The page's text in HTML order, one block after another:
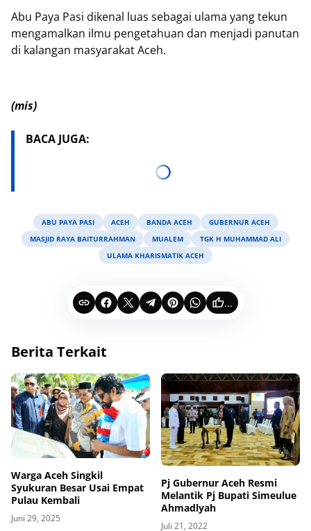
Abu Paya Pasi dikenal luas sebagai ulama yang tekun
mengamalkan ilmu pengetahuan dan menjadi panutan
di kalangan masyarakat Aceh.
(mis)
BACA JUGA:
ABU PAYA PASI ACEH BANDA ACEH
GUBERNUR ACEH
MASJID RAYA BAITURRAHMAN
MUALEM
TGK H MUHAMMAD ALI
ULAMA KHARISMATIK ACEH
...
Berita Terkait
Warga Aceh Singkil
Syukuran Besar Usai Empat
Pulau Kembali
Juni 29, 2025
Pj Gubernur Aceh Resmi
Melantik Pj Bupati Simeulue
Ahmadlyah
Juli 21, 2022